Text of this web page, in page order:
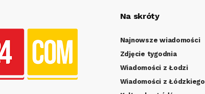
Na skróty
Najnowsze wiadomości
Zdjęcie tygodnia
Wiadomości z Łodzi
Wiadomości z Łódzkiego